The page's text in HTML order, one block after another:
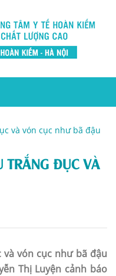
và vón cục như bã đậu
ĐỤC VÀ
vón cục như bã đậu
Thị Luyện cảnh báo